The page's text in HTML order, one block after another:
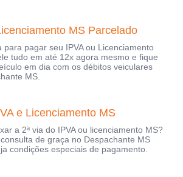
MS Parcelado
para pagar seu IPVA ou Licenciamento
tudo em até 12x agora mesmo e fique
em dia com os débitos veiculares
MS.
e Licenciamento MS
a 2ª via do IPVA ou licenciamento MS?
de graça no Despachante MS
condições especiais de pagamento.